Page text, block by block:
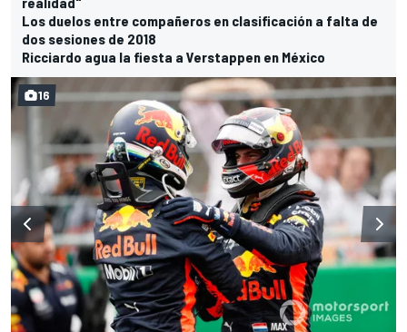
Los duelos entre compañeros en clasificación a falta de
dos sesiones de 2018
Ricciardo agua la fiesta a Verstappen en México
16